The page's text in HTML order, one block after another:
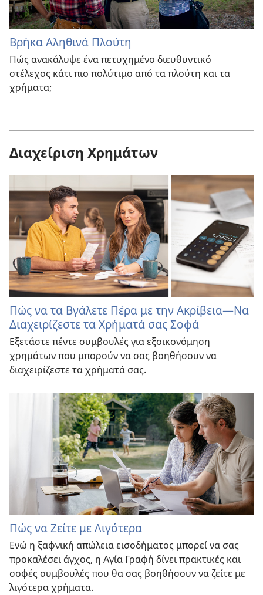
Βρήκα Αληθινά Πλούτη
Πώς ανακάλυψε ένα πετυχημένο διευθυντικό
στέλεχος κάτι πιο πολύτιμο από τα πλούτη και τα
χρήματα;
Διαχείριση Χρημάτων
Πώς να τα Βγάλετε Πέρα με την Ακρίβεια​—Να
Διαχειρίζεστε τα Χρήματά σας Σοφά
Εξετάστε πέντε συμβουλές για εξοικονόμηση
χρημάτων που μπορούν να σας βοηθήσουν να
διαχειρίζεστε τα χρήματά σας.
Πώς να Ζείτε με Λιγότερα
Ενώ η ξαφνική απώλεια εισοδήματος μπορεί να σας
προκαλέσει άγχος, η Αγία Γραφή δίνει πρακτικές και
σοφές συμβουλές που θα σας βοηθήσουν να ζείτε με
λιγότερα χρήματα.